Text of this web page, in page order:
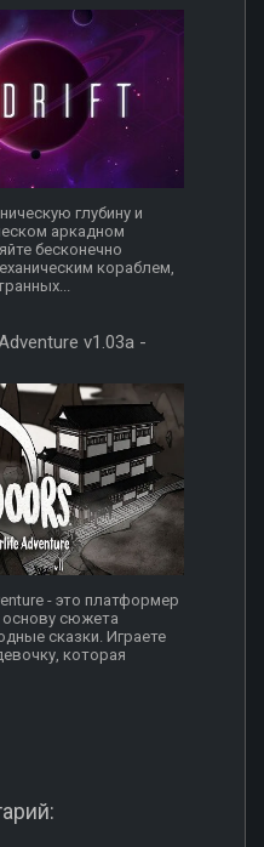
глубину и
аркадном
бесконечно
кораблем,
v1.03a -
- это платформер
сюжета
сказки. Играете
которая